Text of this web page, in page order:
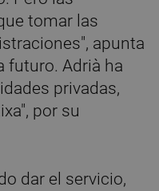
tomar las
apunta
futuro. Adrià ha
privadas,
por su
dar el servicio,